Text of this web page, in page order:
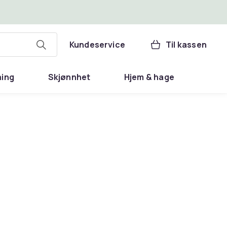
Kundeservice Til kassen
Skjønnhet Hjem & hage